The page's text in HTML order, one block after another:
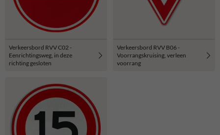
Verkeersbord RVV C02 -
Eenrichtingsweg, in deze
richting gesloten
Verkeersbord RVV B06 -
Voorrangskruising, verleen
voorrang